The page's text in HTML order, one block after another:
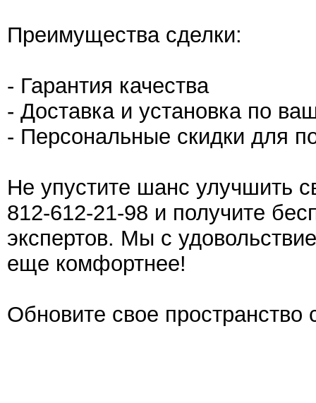
Преимущества сделки:
- Гарантия качества
- Доставка и установка по
- Персональные скидки для
Не упустите шанс улучшить
812-612-21-98 и получите
экспертов. Мы с
еще комфортнее!
Обновите свое пространство